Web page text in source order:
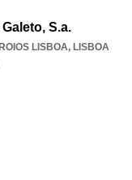
S.a.
LISBOA, LISBOA